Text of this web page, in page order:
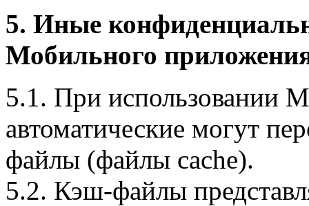
5. Иные
Мобильного
5.1. При использовании
автоматические могут
файлы (файлы cache).
5.2. Кэш-файлы